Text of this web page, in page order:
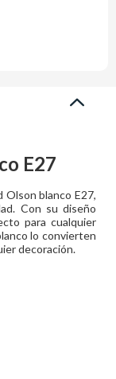
E27
Olson blanco E27,
Con su diseño
para cualquier
lo convierten
decoración.